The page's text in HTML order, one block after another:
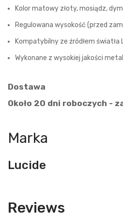
Kolor matowy złoty, mosiądz,
Regulowana wysokość (przed
Kompatybilny ze źródłem światła
Wykonane z wysokiej jakości
Dostawa
Około 20 dni roboczych -
Marka
Lucide
Reviews